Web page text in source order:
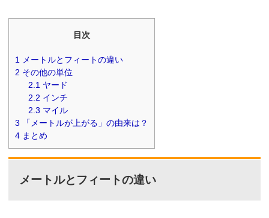
目次
1 メートルとフィートの違い
2 その他の単位
2.1ヤード
2.2 インチ
2.3 マイル
3 「メートルが上がる」の由来は？
4 まとめ
メートルとフィートの違い